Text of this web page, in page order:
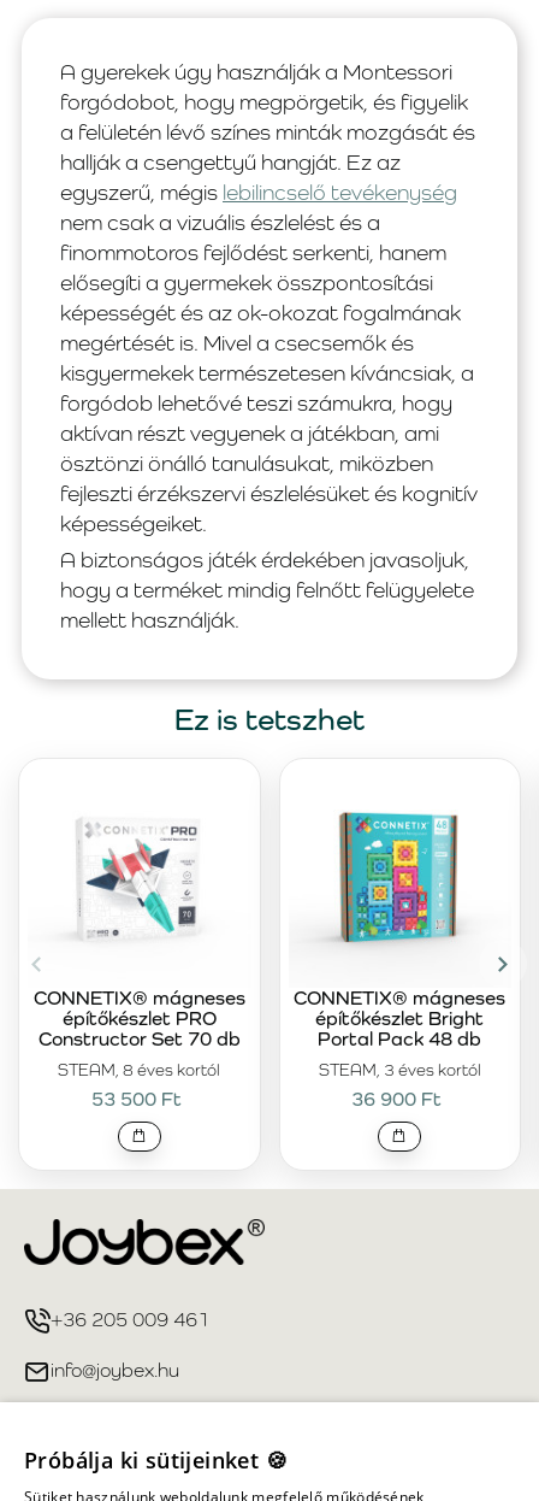
A gyerekek úgy használják a Montessori
forgódobot, hogy megpörgetik, és figyelik
a felületén lévő színes minták mozgását és
hallják a csengettyű hangját. Ez az
egyszerű, mégis lebilincselő tevékenység
nem csak a vizuális észlelést és a
finommotoros fejlődést serkenti, hanem
elősegíti a gyermekek összpontosítási
képességét és az ok-okozat fogalmának
megértését is. Mivel a csecsemők és
kisgyermekek természetesen kíváncsiak, a
forgódob lehetővé teszi számukra, hogy
aktívan részt vegyenek a játékban, ami
ösztönzi önálló tanulásukat, miközben
fejleszti érzékszervi észlelésüket és kognitív
képességeiket.
A biztonságos játék érdekében javasoljuk,
hogy a terméket mindig felnőtt felügyelete
mellett használják.
Ez is tetszhet
STEAM, 8 éves kortól
CONNETIX® mágneses
építőkészlet PRO
Constructor Set 70 db
53 500 Ft
STEAM, 3 éves kortól
CONNETIX® mágneses
építőkészlet Bright
Portal Pack 48 db
36 900 Ft
+36 205 009 461
info@joybex.hu
Fiókom
Próbálja ki sütijeinket 🍪
Sütiket használunk weboldalunk megfelelő működésének